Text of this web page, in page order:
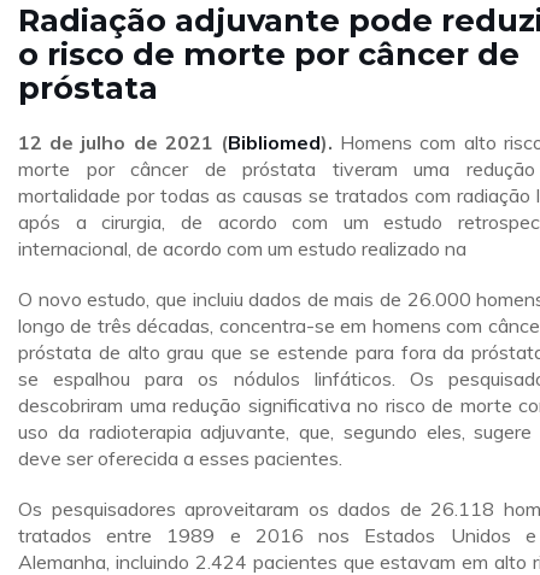
Radiação adjuvante pode
o risco de morte por câncer de
próstata
12 de julho de 2021 (Bibliomed). Homens com alto
morte por câncer de próstata tiveram uma
mortalidade por todas as causas se tratados com radiação
após a cirurgia, de acordo com um estudo
internacional, de acordo com um estudo realizado na
O novo estudo, que incluiu dados de mais de 26.000
longo de três décadas, concentra-se em homens com
próstata de alto grau que se estende para fora da
se espalhou para os nódulos linfáticos. Os
descobriram uma redução significativa no risco de morte
uso da radioterapia adjuvante, que, segundo eles, sugere
deve ser oferecida a esses pacientes.
Os pesquisadores aproveitaram os dados de 26.118
tratados entre 1989 e 2016 nos Estados Unidos
Alemanha, incluindo 2.424 pacientes que estavam em alto